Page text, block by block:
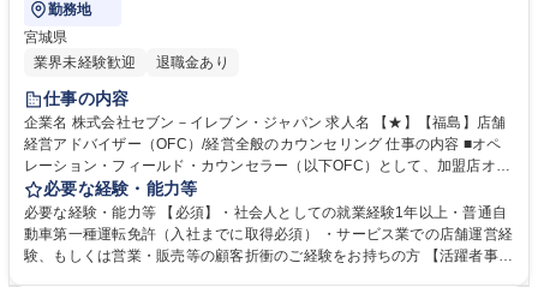
勤務地
宮城県
業界未経験歓迎
退職金あり
仕事の内容
企業名 株式会社セブン－イレブン・ジャパン 求人名 【★】【福島】店舗
経営アドバイザー（OFC）/経営全般のカウンセリング 仕事の内容 ■オペ
レーション・フィールド・カウンセラー（以下OFC）として、加盟店オー
ナー様が経営するコンビニエンスストアに対して、経営全般に関わる支援
を担います。定量データに基づく運営支援業務をお任せします。 【業務
例】商圏分析、競合調査、売上や販売数等データ分析、売場確認、発注や
売場作りアドバイス、個店行為計画の作成、従業員教育サポート等がござ
必要な経験・能力等
必要な経験・能力等 【必須】・社会人としての就業経験1年以上・普通自
動車第一種運転免許（入社までに取得必須） ・サービス業での店舗運営経
験、もしくは営業・販売等の顧客折衝のご経験をお持ちの方 【活躍者事